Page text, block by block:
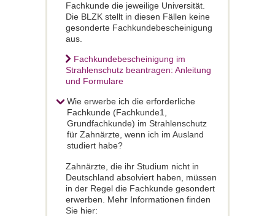
Fachkunde die jeweilige Universität.
Die BLZK stellt in diesen Fällen keine
gesonderte Fachkundebescheinigung
aus.
Fachkundebescheinigung im
Strahlenschutz beantragen: Anleitung
und Formulare
Wie erwerbe ich die erforderliche
Fachkunde (Fachkunde1,
Grundfachkunde) im Strahlenschutz
für Zahnärzte, wenn ich im Ausland
studiert habe?
Zahnärzte, die ihr Studium nicht in
Deutschland absolviert haben, müssen
in der Regel die Fachkunde gesondert
erwerben. Mehr Informationen finden
Sie hier: